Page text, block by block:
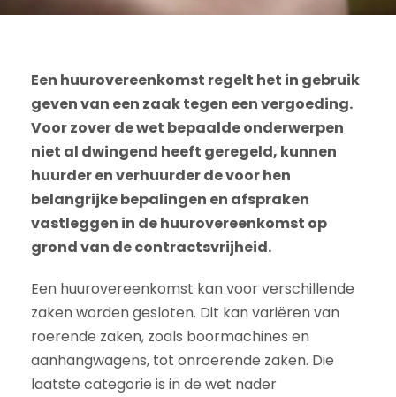
Een huurovereenkomst regelt het in gebruik
geven van een zaak tegen een vergoeding.
Voor zover de wet bepaalde onderwerpen
niet al dwingend heeft geregeld, kunnen
huurder en verhuurder de voor hen
belangrijke bepalingen en afspraken
vastleggen in de huurovereenkomst op
grond van de contractsvrijheid.
Een huurovereenkomst kan voor verschillende
zaken worden gesloten. Dit kan variëren van
roerende zaken, zoals boormachines en
aanhangwagens, tot onroerende zaken. Die
laatste categorie is in de wet nader